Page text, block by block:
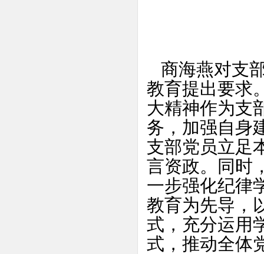
商海燕对支
教育提出要求
大精神作为支
务，加强自身
支部党员立足
言资政。同时
一步强化纪律
教育为先导，
式，充分运用
式，推动全体